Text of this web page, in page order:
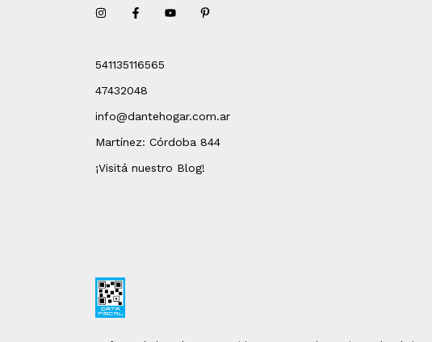
541135116565
47432048
info@dantehogar.com.ar
Martínez: Córdoba 844
¡Visitá nuestro Blog!